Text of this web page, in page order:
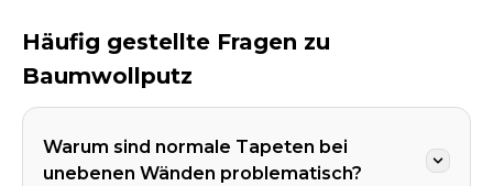
Häufig gestellte Fragen zu
Baumwollputz
Warum sind normale Tapeten bei
unebenen Wänden problematisch?